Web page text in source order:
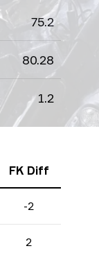
75.2
80.28
1.2
FK Diff
-2
2